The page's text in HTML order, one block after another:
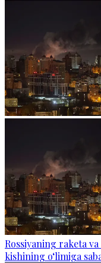
Rossiyaning raketa
kishining o‘limiga